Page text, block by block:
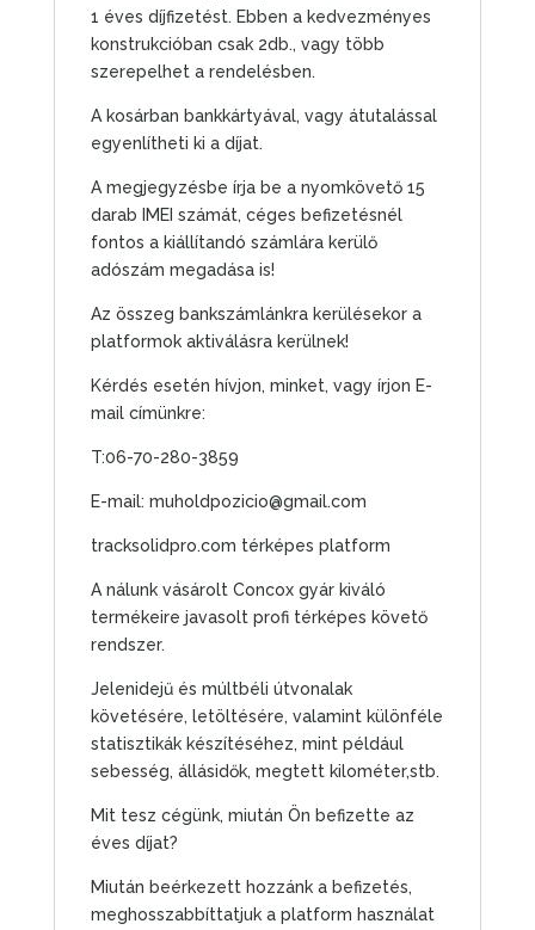
1 éves díjfizetést. Ebben a kedvezményes
konstrukcióban csak 2db., vagy több
szerepelhet a rendelésben.
A kosárban bankkártyával, vagy átutalással
egyenlítheti ki a díjat.
A megjegyzésbe írja be a nyomkövető 15
darab IMEI számát, céges befizetésnél
fontos a kiállítandó számlára kerülő
adószám megadása is!
Az összeg bankszámlánkra kerülésekor a
platformok aktiválásra kerülnek!
Kérdés esetén hívjon, minket, vagy írjon E-
mail címünkre:
T:06-70-280-3859
E-mail: muholdpozicio@gmail.com
tracksolidpro.com térképes platform
A nálunk vásárolt Concox gyár kiváló
termékeire javasolt profi térképes követő
rendszer.
Jelenidejű és múltbéli útvonalak
követésére, letöltésére, valamint különféle
statisztikák készítéséhez, mint például
sebesség, állásidők, megtett kilométer,stb.
Mit tesz cégünk, miután Ön befizette az
éves díjat?
Miután beérkezett hozzánk a befizetés,
meghosszabbíttatjuk a platform használat